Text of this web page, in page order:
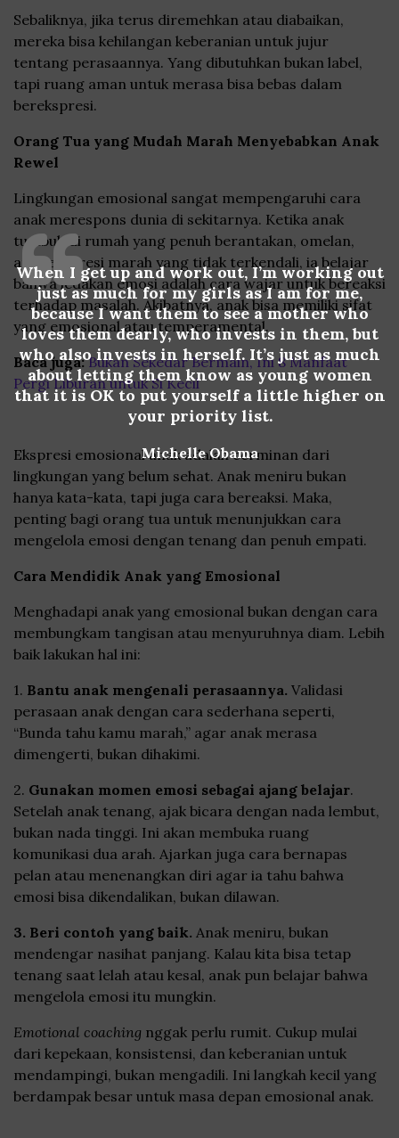
When I get up and work out, I’m working out
just as much for my girls as I am for me,
because I want them to see a mother who
loves them dearly, who invests in them, but
who also invests in herself. It’s just as much
about letting them know as young women
that it is OK to put yourself a little higher on
your priority list.
Michelle Obama
Sebaliknya, jika terus diremehkan atau diabaikan,
mereka bisa kehilangan keberanian untuk jujur
tentang perasaannya. Yang dibutuhkan bukan label,
tapi ruang aman untuk merasa bisa bebas dalam
berekspresi.
Orang Tua yang Mudah Marah Menyebabkan Anak
Rewel
Lingkungan emosional sangat mempengaruhi cara
anak merespons dunia di sekitarnya. Ketika anak
tumbuh di rumah yang penuh berantakan, omelan,
atau ekspresi marah yang tidak terkendali, ia belajar
bahwa ledakan emosi adalah cara wajar untuk bereaksi
terhadap masalah. Akibatnya, anak bisa memiliki sifat
yang emosional atau temperamental.
Baca juga: Bukan Sekedar Bermain, Ini 8 Manfaat
Pergi Liburan untuk Si Kecil
Ekspresi emosional anak adalah cerminan dari
lingkungan yang belum sehat. Anak meniru bukan
hanya kata-kata, tapi juga cara bereaksi. Maka,
penting bagi orang tua untuk menunjukkan cara
mengelola emosi dengan tenang dan penuh empati.
Cara Mendidik Anak yang Emosional
Menghadapi anak yang emosional bukan dengan cara
membungkam tangisan atau menyuruhnya diam. Lebih
baik lakukan hal ini:
1. Bantu anak mengenali perasaannya. Validasi
perasaan anak dengan cara sederhana seperti,
“Bunda tahu kamu marah,” agar anak merasa
dimengerti, bukan dihakimi.
2. Gunakan momen emosi sebagai ajang belajar.
Setelah anak tenang, ajak bicara dengan nada lembut,
bukan nada tinggi. Ini akan membuka ruang
komunikasi dua arah. Ajarkan juga cara bernapas
pelan atau menenangkan diri agar ia tahu bahwa
emosi bisa dikendalikan, bukan dilawan.
3. Beri contoh yang baik. Anak meniru, bukan
mendengar nasihat panjang. Kalau kita bisa tetap
tenang saat lelah atau kesal, anak pun belajar bahwa
mengelola emosi itu mungkin.
Emotional coaching nggak perlu rumit. Cukup mulai
dari kepekaan, konsistensi, dan keberanian untuk
mendampingi, bukan mengadili. Ini langkah kecil yang
berdampak besar untuk masa depan emosional anak.